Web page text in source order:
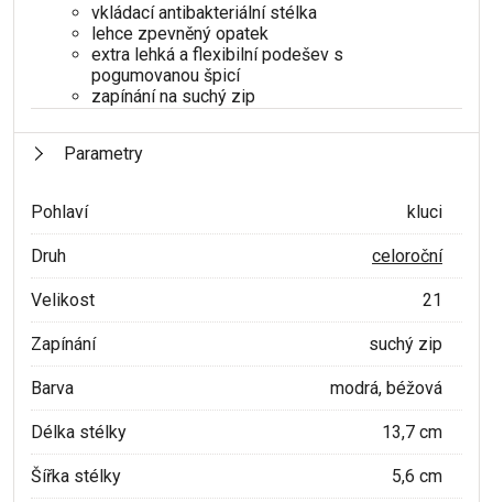
vkládací antibakteriální stélka
lehce zpevněný opatek
extra lehká a flexibilní podešev s
pogumovanou špicí
zapínání na suchý zip
Parametry
Pohlaví kluci
Druh celoroční
Velikost 21
Zapínání suchý zip
Barva modrá, béžová
Délka stélky 13,7 cm
Šířka stélky 5,6 cm